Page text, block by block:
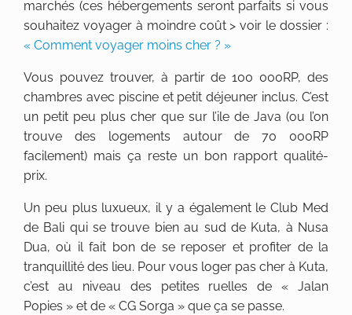
marchés (ces hébergements seront parfaits si vous
souhaitez voyager à moindre coût > voir le dossier :
« Comment voyager moins cher ? »
Vous pouvez trouver, à partir de 100 000RP, des
chambres avec piscine et petit déjeuner inclus. C’est
un petit peu plus cher que sur l’ile de Java (ou l’on
trouve des logements autour de 70 000RP
facilement) mais ça reste un bon rapport qualité-
prix.
Un peu plus luxueux, il y a également le Club Med
de Bali qui se trouve bien au sud de Kuta, à Nusa
Dua, où il fait bon de se reposer et profiter de la
tranquillité des lieu. Pour vous loger pas cher à Kuta,
c’est au niveau des petites ruelles de « Jalan
Popies » et de « CG Sorga » que ça se passe.